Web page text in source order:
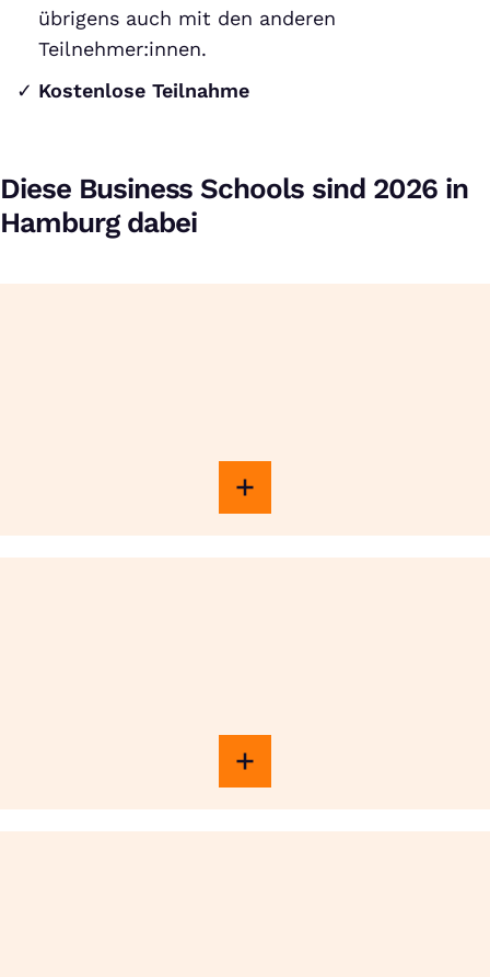
übrigens auch mit den anderen
Teilnehmer:innen.
Kostenlose Teilnahme
Diese Business Schools sind 2026 in
Hamburg dabei